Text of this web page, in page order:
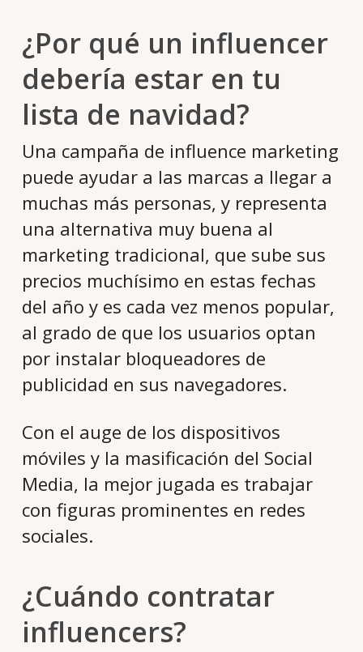
¿Por qué un influencer
debería estar en tu
lista de navidad?
Una campaña de influence marketing
puede ayudar a las marcas a llegar a
muchas más personas, y representa
una alternativa muy buena al
marketing tradicional, que sube sus
precios muchísimo en estas fechas
del año y es cada vez menos popular,
al grado de que los usuarios optan
por instalar bloqueadores de
publicidad en sus navegadores.
Con el auge de los dispositivos
móviles y la masificación del Social
Media, la mejor jugada es trabajar
con figuras prominentes en redes
sociales.
¿Cuándo contratar
influencers?